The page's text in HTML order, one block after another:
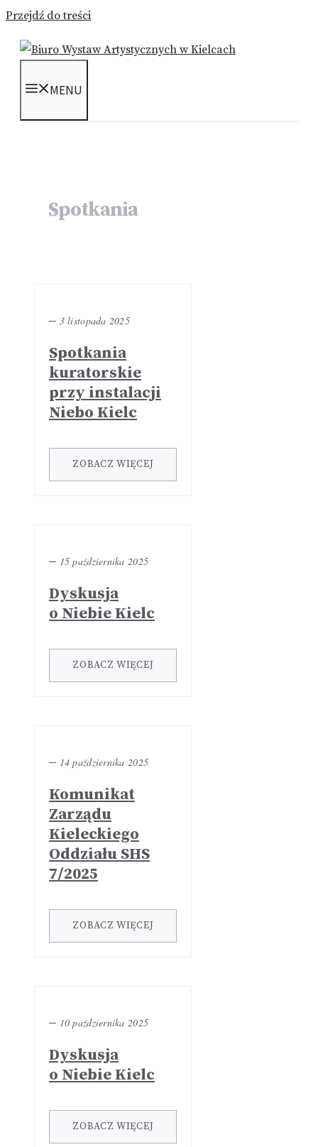
Przejdź do treści
MENU
Spotkania
─ 3 listopada 2025
Spotkania
kuratorskie
przy instalacji
Niebo Kielc
ZOBACZ WIĘCEJ
─ 15 października 2025
Dyskusja
o Niebie Kielc
ZOBACZ WIĘCEJ
─ 14 października 2025
Komunikat
Zarządu
Kieleckiego
Oddziału SHS
7/2025
ZOBACZ WIĘCEJ
─ 10 października 2025
Dyskusja
o Niebie Kielc
ZOBACZ WIĘCEJ